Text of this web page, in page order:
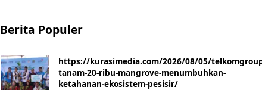
Berita Populer
https://kurasimedia.com/2026/08/05/
tanam-20-ribu-mangrove-menumbuhkan-
ketahanan-ekosistem-pesisir/